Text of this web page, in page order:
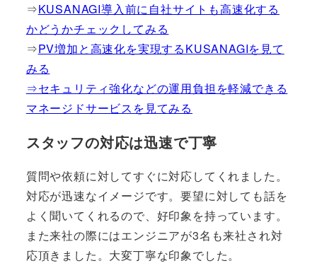
⇒KUSANAGI導入前に自社サイトも高速化する
かどうかチェックしてみる
⇒PV増加と高速化を実現するKUSANAGIを見て
みる
⇒セキュリティ強化などの運用負担を軽減できる
マネージドサービスを見てみる
スタッフの対応は迅速で丁寧
質問や依頼に対してすぐに対応してくれました。
対応が迅速なイメージです。要望に対しても話を
よく聞いてくれるので、好印象を持っています。
また来社の際にはエンジニアが3名も来社され対
応頂きました。大変丁寧な印象でした。